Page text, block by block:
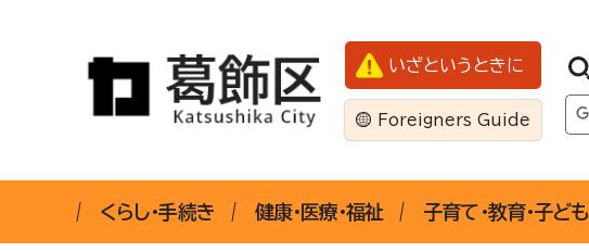
いざというときに
Foreigners Guide
くらし・手続き 健康・医療・福祉 子育て・教育・子ども